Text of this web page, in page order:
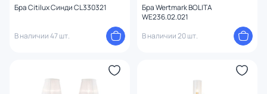
Бра Citilux Синди CL330321
В наличии 47 шт.
Бра Wertmark BOLITA
WE236.02.021
В наличии 20 шт.